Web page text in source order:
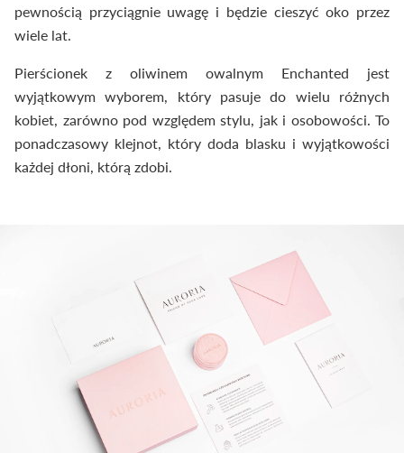
pewnością przyciągnie uwagę i będzie cieszyć oko przez
wiele lat.
Pierścionek z oliwinem owalnym Enchanted jest
wyjątkowym wyborem, który pasuje do wielu różnych
kobiet, zarówno pod względem stylu, jak i osobowości. To
ponadczasowy klejnot, który doda blasku i wyjątkowości
każdej dłoni, którą zdobi.